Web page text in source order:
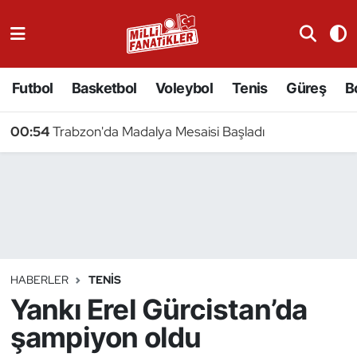
Futbol Basketbol Voleybol Tenis Güreş
00:54Trabzon'da Madalya Mesaisi Başladı
HABERLER TENIS
Yankı Erel Gürcistan’da
şampiyon oldu
Badminton
Binicilik
Bisiklet